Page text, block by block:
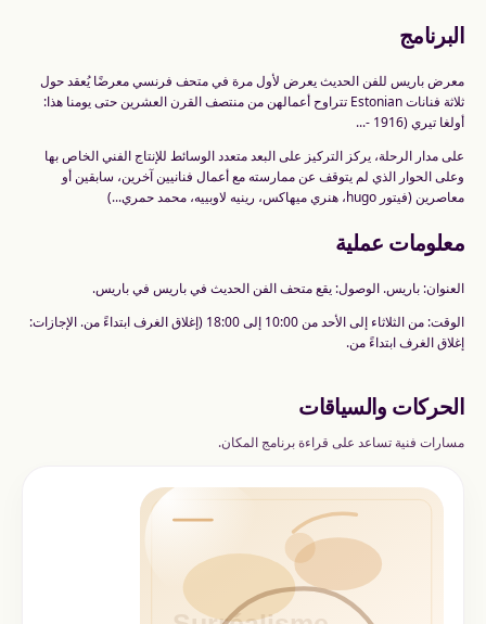
البرنامج
معرض باريس للفن الحديث يعرض لأول مرة في متحف فرنسي معرضًا يُعقد حول
ثلاثة فنانات Estonian تتراوح أعمالهن من منتصف القرن العشرين حتى يومنا هذا:
أولغا تيري (1916 -...
على مدار الرحلة، يركز التركيز على البعد متعدد الوسائط للإنتاج الفني الخاص بها
وعلى الحوار الذي لم يتوقف عن ممارسته مع أعمال فنانيين آخرين، سابقين أو
معاصرين (فيتور hugo، هنري ميهاكس، رينيه لاوبييه، محمد حمري...)
معلومات عملية
العنوان: باريس. الوصول: يقع متحف الفن الحديث في باريس في باريس.
الوقت: من الثلاثاء إلى الأحد من 10:00 إلى 18:00 (إغلاق الغرف ابتداءً من. الإجازات:
إغلاق الغرف ابتداءً من.
الحركات والسياقات
مسارات فنية تساعد على قراءة برنامج المكان.